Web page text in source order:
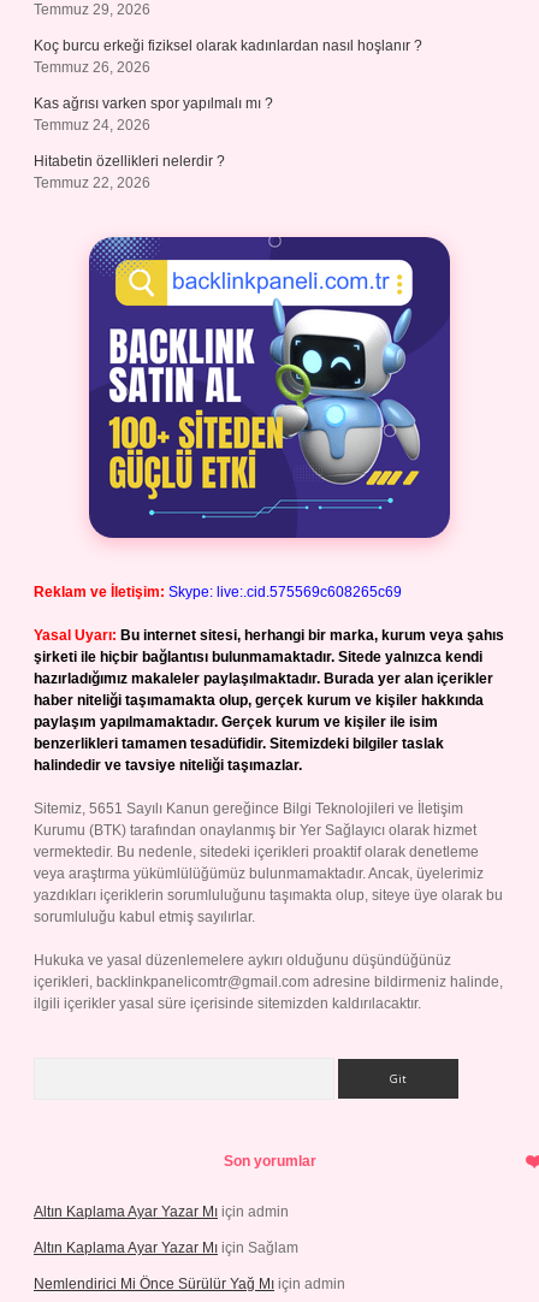
Temmuz 29, 2026
Koç burcu erkeği fiziksel olarak kadınlardan nasıl hoşlanır ?
Temmuz 26, 2026
Kas ağrısı varken spor yapılmalı mı ?
Temmuz 24, 2026
Hitabetin özellikleri nelerdir ?
Temmuz 22, 2026
Reklam ve İletişim: Skype: live:.cid.575569c608265c69
Yasal Uyarı: Bu internet sitesi, herhangi bir marka, kurum veya şahıs
şirketi ile hiçbir bağlantısı bulunmamaktadır. Sitede yalnızca kendi
hazırladığımız makaleler paylaşılmaktadır. Burada yer alan içerikler
haber niteliği taşımamakta olup, gerçek kurum ve kişiler hakkında
paylaşım yapılmamaktadır. Gerçek kurum ve kişiler ile isim
benzerlikleri tamamen tesadüfidir. Sitemizdeki bilgiler taslak
halindedir ve tavsiye niteliği taşımazlar.
Sitemiz, 5651 Sayılı Kanun gereğince Bilgi Teknolojileri ve İletişim
Kurumu (BTK) tarafından onaylanmış bir Yer Sağlayıcı olarak hizmet
vermektedir. Bu nedenle, sitedeki içerikleri proaktif olarak denetleme
veya araştırma yükümlülüğümüz bulunmamaktadır. Ancak, üyelerimiz
yazdıkları içeriklerin sorumluluğunu taşımakta olup, siteye üye olarak bu
sorumluluğu kabul etmiş sayılırlar.
Hukuka ve yasal düzenlemelere aykırı olduğunu düşündüğünüz
içerikleri, backlinkpanelicomtr@gmail.com adresine bildirmeniz halinde,
ilgili içerikler yasal süre içerisinde sitemizden kaldırılacaktır.
Son yorumlar
Altın Kaplama Ayar Yazar Mı için admin
Altın Kaplama Ayar Yazar Mı için Sağlam
Nemlendirici Mi Önce Sürülür Yağ Mı için admin